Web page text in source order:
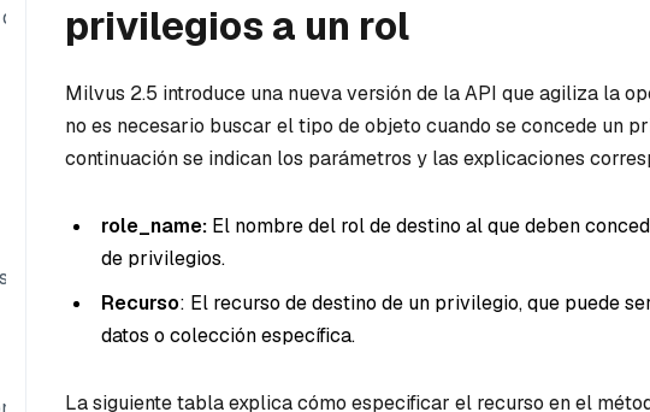
datosprivilegios a un rol
Milvus 2.5 introduce una nueva versión de la API que agiliza la
no es necesario buscar el tipo de objeto cuando se concede un
continuación se indican los parámetros y las explicaciones
role_name: El nombre del rol de destino al que deben
de privilegios.
Recurso: El recurso de destino de un privilegio, que puede
datos o colección específica.
La siguiente tabla explica cómo especificar el recurso en el